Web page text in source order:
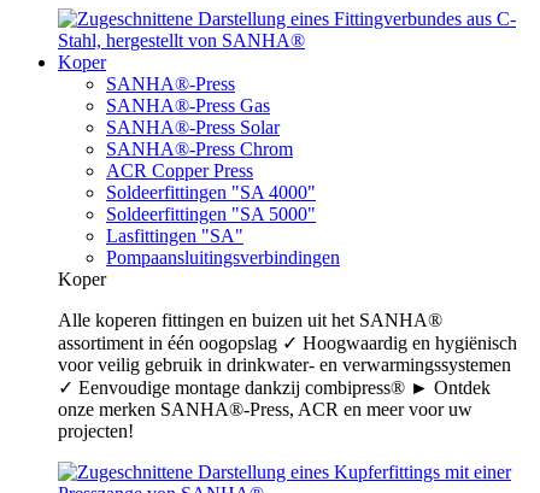
Koper
SANHA®-Press
SANHA®-Press Gas
SANHA®-Press Solar
SANHA®-Press Chrom
ACR Copper Press
Soldeerfittingen "SA 4000"
Soldeerfittingen "SA 5000"
Lasfittingen "SA"
Pompaansluitingsverbindingen
Koper
Alle koperen fittingen en buizen uit het SANHA®
assortiment in één oogopslag ✓ Hoogwaardig en hygiënisch
voor veilig gebruik in drinkwater- en verwarmingssystemen
✓ Eenvoudige montage dankzij combipress® ► Ontdek
onze merken SANHA®-Press, ACR en meer voor uw
projecten!